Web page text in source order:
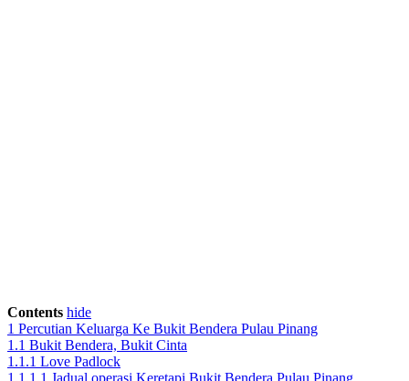
Contents hide
1 Percutian Keluarga Ke Bukit Bendera Pulau Pinang
1.1 Bukit Bendera, Bukit Cinta
1.1.1 Love Padlock
1.1.1.1 Jadual operasi Keretapi Bukit Bendera Pulau Pinang